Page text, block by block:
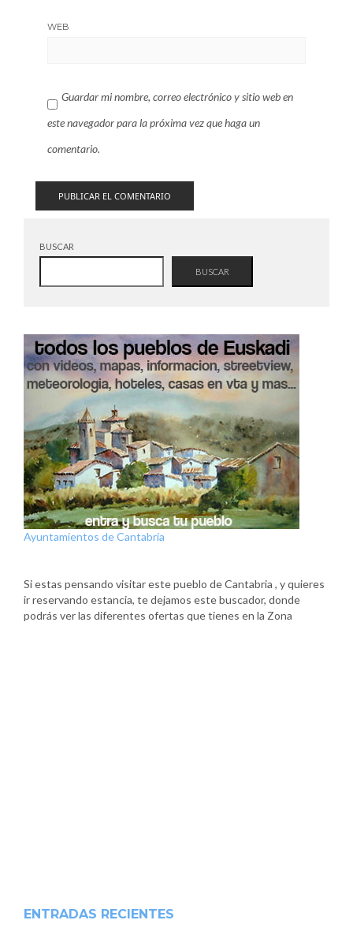
WEB
Guardar mi nombre, correo electrónico y sitio web en
este navegador para la próxima vez que haga un
comentario.
BUSCAR
BUSCAR
Ayuntamientos de Cantabria
Si estas pensando visitar este pueblo de Cantabria , y quieres
ir reservando estancia, te dejamos este buscador, donde
podrás ver las diferentes ofertas que tienes en la Zona
ENTRADAS RECIENTES